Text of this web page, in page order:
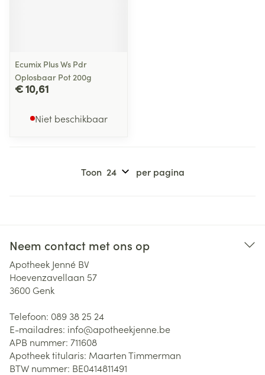
Ecumix Plus Ws Pdr
Oplosbaar Pot 200g
€ 10,61
Niet beschikbaar
Toon per pagina
Neem contact met ons op
Apotheek Jenné BV
Hoevenzavellaan 57
3600 Genk
Telefoon: 089 38 25 24
E-mailadres: info@apotheekjenne.be
APB nummer: 711608
Apotheek titularis: Maarten Timmerman
BTW nummer: BE0414811491